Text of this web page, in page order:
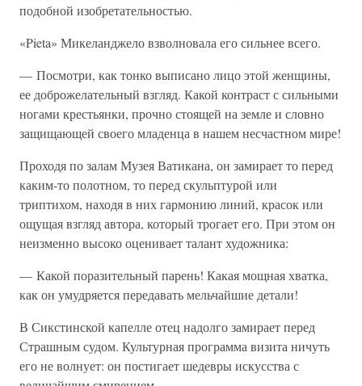
подобной изобретательностью.
«Pieta» Микеланджело взволновала его сильнее всего.
— Посмотри, как тонко выписано лицо этой женщины,
ее доброжелательный взгляд. Какой контраст с сильными
ногами крестьянки, прочно стоящей на земле и словно
защищающей своего младенца в нашем несчастном мире!
Проходя по залам Музея Ватикана, он замирает то перед
каким-то полотном, то перед скульптурой или
триптихом, находя в них гармонию линий, красок или
ощущая взгляд автора, который трогает его. При этом он
неизменно высоко оценивает талант художника:
— Какой поразительный парень! Какая мощная хватка,
как он умудряется передавать мельчайшие детали!
В Сикстинской капелле отец надолго замирает перед
Страшным судом. Культурная программа визита ничуть
его не волнует: он постигает шедевры искусства с